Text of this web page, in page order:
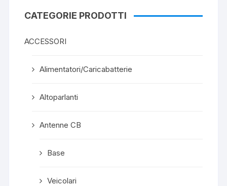
CATEGORIE PRODOTTI
ACCESSORI
Alimentatori/Caricabatterie
Altoparlanti
Antenne CB
Base
Veicolari